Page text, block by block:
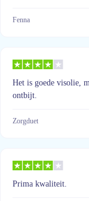
Fenna
Het is goede visolie,
ontbijt.
Zorgduet
Prima kwaliteit.